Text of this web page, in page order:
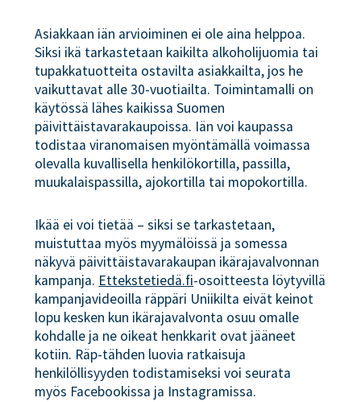
Asiakkaan iän arvioiminen ei ole aina helppoa.
Siksi ikä tarkastetaan kaikilta alkoholijuomia tai
tupakkatuotteita ostavilta asiakkailta, jos he
vaikuttavat alle 30-vuotiailta. Toimintamalli on
käytössä lähes kaikissa Suomen
päivittäistavarakaupoissa. Iän voi kaupassa
todistaa viranomaisen myöntämällä voimassa
olevalla kuvallisella henkilökortilla, passilla,
muukalaispassilla, ajokortilla tai mopokortilla.
Ikää ei voi tietää – siksi se tarkastetaan,
muistuttaa myös myymälöissä ja somessa
näkyvä päivittäistavarakaupan ikärajavalvonnan
kampanja. Ettekstetiedä.fi-osoitteesta löytyvillä
kampanjavideoilla räppäri Uniikilta eivät keinot
lopu kesken kun ikärajavalvonta osuu omalle
kohdalle ja ne oikeat henkkarit ovat jääneet
kotiin. Räp-tähden luovia ratkaisuja
henkilöllisyyden todistamiseksi voi seurata
myös Facebookissa ja Instagramissa.